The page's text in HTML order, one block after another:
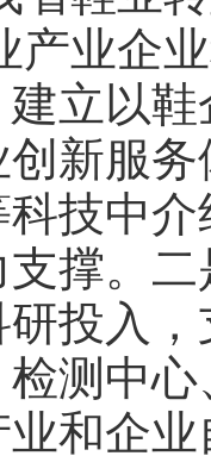
产业企
立以
新服
技中
撑。
投入
测中
和企